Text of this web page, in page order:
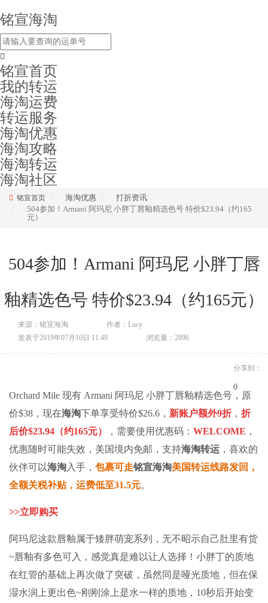
铭宣海淘
铭宣首页
我的转运
海淘运费
转运服务
海淘优惠
海淘攻略
海淘转运
海淘社区
铭宣首页 海淘优惠
打折资讯
504参加！Armani 阿玛尼 小胖丁唇釉精选色号 特价$23.94（约165
元）
504参加！Armani 阿玛尼 小胖丁唇
釉精选色号 特价$23.94（约165元）
来源：铭宣海淘
作者：Lucy
发表于2019年07月10日 11:49
浏览量：2896
分享到：
0
Orchard Mile 现有 Armani 阿玛尼 小胖丁唇釉精选色号，原
价$38，现在海淘下单享受特价$26.6， 新账户额外9折 ， 折
后价$23.94（约165元）
，需要使用优惠码： WELCOME ，
优惠随时可能失效，美国境内免邮，支持海淘转运 ，喜欢的
伙伴可以海淘入手， 包裹可走铭宣海淘美国转运线路发回，
全额关税补贴，运费低至31.5元。
>>立即购买
阿玛尼这款唇釉属于矮胖萌宠系列，无不昭示自己肚里有货
~唇釉有多色可入，感觉真是难以让人选择！小胖丁的质地
在红管的基础上再次做了突破，虽然同是哑光质地，但在保
湿水润上更出色~刚刚涂上是水一样的质地，10秒后开始变